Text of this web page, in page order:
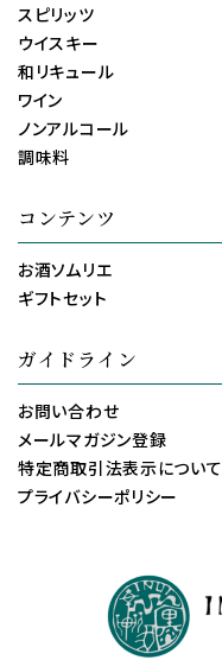
スピリッツ
ウイスキー
和リキュール
ワイン
ノンアルコール
調味料
コンテンツ
お酒ソムリエ
ギフトセット
ガイドライン
お問い合わせ
メールマガジン登録
特定商取引法表示について
プライバシーポリシー